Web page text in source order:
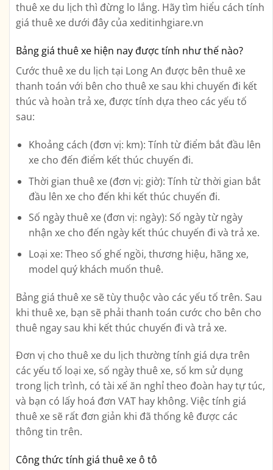
thuê xe du lịch thì đừng lo lắng. Hãy tìm hiểu cách tính
giá thuê xe dưới đây của xeditinhgiare.vn
Bảng giá thuê xe hiện nay được tính như thế nào?
Cước thuê xe du lịch tại Long An được bên thuê xe
thanh toán với bên cho thuê xe sau khi chuyến đi kết
thúc và hoàn trả xe, được tính dựa theo các yếu tố
sau:
Khoảng cách (đơn vị: km): Tính từ điểm bắt đầu lên
xe cho đến điểm kết thúc chuyến đi.
Thời gian thuê xe (đơn vị: giờ): Tính từ thời gian bắt
đầu lên xe cho đến khi kết thúc chuyến đi.
Số ngày thuê xe (đơn vị: ngày): Số ngày từ ngày
nhận xe cho đến ngày kết thúc chuyến đi và trả xe.
Loại xe: Theo số ghế ngồi, thương hiệu, hãng xe,
model quý khách muốn thuê.
Bảng giá thuê xe sẽ tùy thuộc vào các yếu tố trên. Sau
khi thuê xe, bạn sẽ phải thanh toán cước cho bên cho
thuê ngay sau khi kết thúc chuyến đi và trả xe.
Đơn vị cho thuê xe du lịch thường tính giá dựa trên
các yếu tố loại xe, số ngày thuê xe, số km sử dụng
trong lịch trình, có tài xế ăn nghỉ theo đoàn hay tự túc,
và bạn có lấy hoá đơn VAT hay không. Việc tính giá
thuê xe sẽ rất đơn giản khi đã thống kê được các
thông tin trên.
Công thức tính giá thuê xe ô tô